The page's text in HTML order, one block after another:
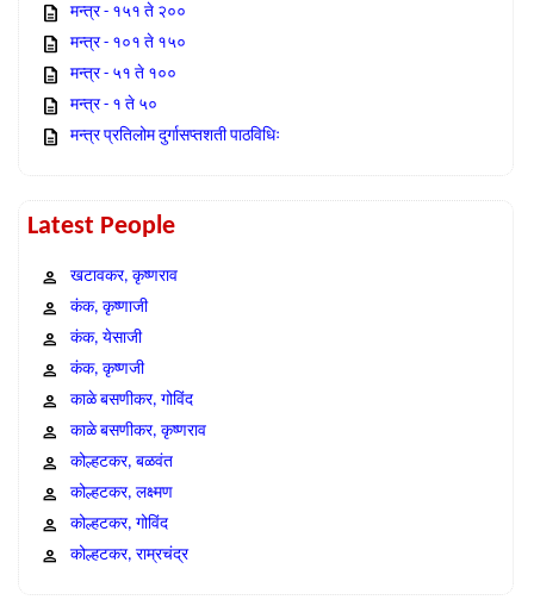
मन्त्र - १५१ ते २००
मन्त्र - १०१ ते १५०
मन्त्र - ५१ ते १००
मन्त्र - १ ते ५०
मन्त्र प्रतिलोम दुर्गासप्तशती पाठविधिः
Latest People
खटावकर, कृष्णराव
कंक, कृष्णाजी
कंक, येसाजी
कंक, कृष्णजी
काळे बसणीकर, गोविंद
काळे बसणीकर, कृष्णराव
कोल्हटकर, बळवंत
कोल्हटकर, लक्ष्मण
कोल्हटकर, गोविंद
कोल्हटकर, राम्रचंद्र